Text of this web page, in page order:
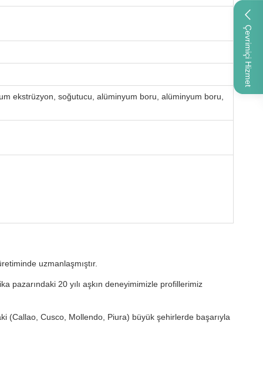
Çevrimiçi Hizmet
ekstrüzyon, soğutucu, alüminyum boru, alüminyum boru,
uzmanlaşmıştır.
pazarındaki 20 yılı aşkın deneyimimizle profillerimiz
(Callao, Cusco, Mollendo, Piura) büyük şehirlerde başarıyla